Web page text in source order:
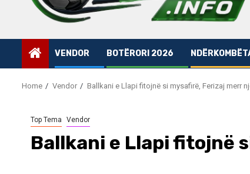
VENDOR BOTËRORI 2026
Home Vendor Ballkani e Llapi fitojnë si mysafirë, Ferizaj merr
Top Tema Vendor
Ballkani e Llapi fitojnë